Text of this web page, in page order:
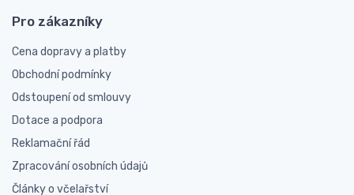
Pro zákazníky
Cena dopravy a platby
Obchodní podmínky
Odstoupení od smlouvy
Dotace a podpora
Reklamační řád
Zpracování osobních údajů
Články o včelařství